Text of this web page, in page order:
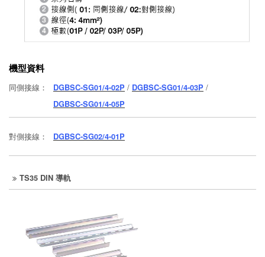
機型資料
同側接線： DGBSC-SG01/4-02P / DGBSC-SG01/4-03P /
DGBSC-SG01/4-05P
對側接線： DGBSC-SG02/4-01P
TS35 DIN 導軌